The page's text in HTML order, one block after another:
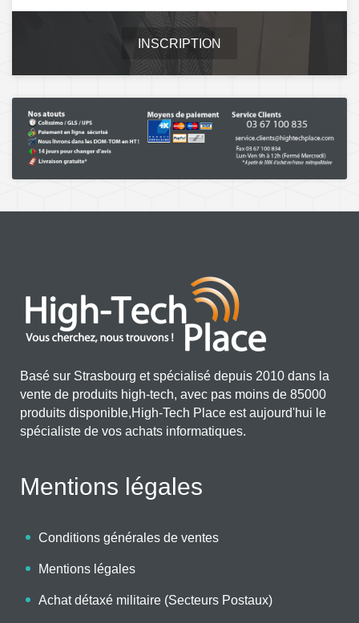
INSCRIPTION
Basé sur Strasbourg et spécialisé depuis 2010 dans la
vente de produits high-tech, avec pas moins de 85000
produits disponible,High-Tech Place est aujourd'hui le
spécialiste de vos achats informatiques.
Mentions légales
Conditions générales de ventes
Mentions légales
Achat détaxé militaire (Secteurs Postaux)